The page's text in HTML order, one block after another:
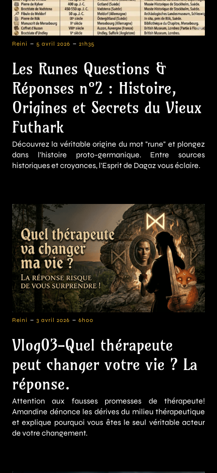
Reini - 5 avril 2026 - 21h35
Les Runes Questions &
Réponses n°2 : Histoire,
Origines et Secrets du Vieux
Futhark
Découvrez la véritable origine du mot "rune" et plongez
dans l'histoire proto-germanique. Entre sources
historiques et croyances, l'Esprit de Dagaz vous éclaire.
Reini - 3 avril 2026 - 6h00
Vlog03-Quel thérapeute
peut changer votre vie ? La
réponse.
Attention aux fausses promesses de thérapeute!
Amandine dénonce les dérives du milieu thérapeutique
et explique pourquoi vous êtes le seul véritable acteur
de votre changement.